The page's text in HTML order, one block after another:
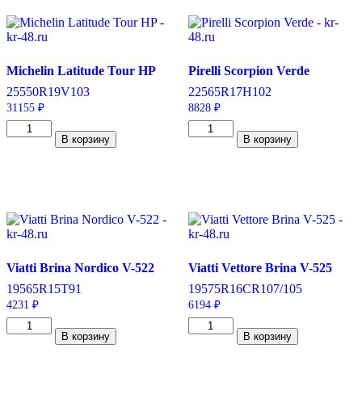
Michelin Latitude Tour HP
25550R19V103
31155 ₽
Количество
товара
255/50/R19
103
V
В корзину
Pirelli Scorpion Verde
22565R17H102
8828 ₽
Количество
товара
102
H
В корзину
Viatti Brina Nordico V-522
19565R15T91
4231 ₽
Количество
товара
В корзину
Viatti Vettore Brina V-525
19575R16CR107/105
6194 ₽
Количество
товара
В корзину